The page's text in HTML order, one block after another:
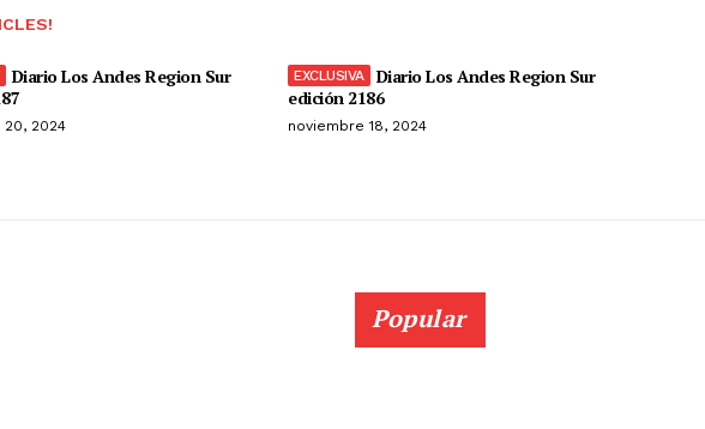
Diario Los Andes Region Sur
2024
Diario Los Andes Region Sur
edición 2186
noviembre 18, 2024
Popular